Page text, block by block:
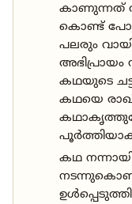
കാണുന്നത്
കൊണ്ട്
പലരും
അഭിപ്രായം
കഥയുടെ
കഥയെ
കഥ